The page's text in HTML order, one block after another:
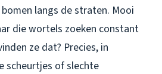
langs de straten. Mooi
die wortels zoeken constant
ze dat? Precies, in
scheurtjes of slechte